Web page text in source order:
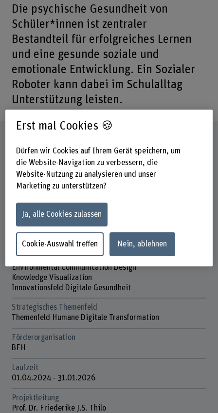
Die psychische Gesundheit von
Schüler*innen ist zentraler
Bestandteil für erfolgreiches Lernen
und eine gesunde soziale und
emotionale Entwicklung. Ein Sozialer
Roboter kann dabei im Schulalltag
Unterstützung leisten.
Beteiligte Departemente
Gesundheit
Hochschule der Künste Bern
Institut(e)
Institute of Design Research
Forschungseinheit(en)
Environmental Communication Design
Knowledge Visualization
Innovationsfeld Digitale Gesundheit
Strategisches Themenfeld
Themenfeld Humane Digitale Transformation
Förderorganisation
BFH
Laufzeit
01.04.2024 - 31.01.2026
Projektleitung
Prof. Dr. Friederike J.S. Thilo
Erst mal Cookies 🍪
Dürfen wir Cookies auf Ihrem Gerät speichern, um
die Website-Navigation zu verbessern, die
Website-Nutzung zu analysieren und unser
Marketing zu unterstützen?
Ja, alle Cookies zulassen
Cookie-Auswahl treffen Nein, ablehnen